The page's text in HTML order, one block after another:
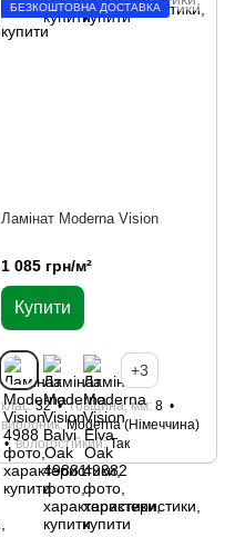
БЕЗКОШТОВНА ДОСТАВКА
Ламінат Moderna Vision
1 085 грн/м²
Купити
+3
клас 32 товщина, мм 8
виробник Moderna (Німеччина)
вологостійкий Так